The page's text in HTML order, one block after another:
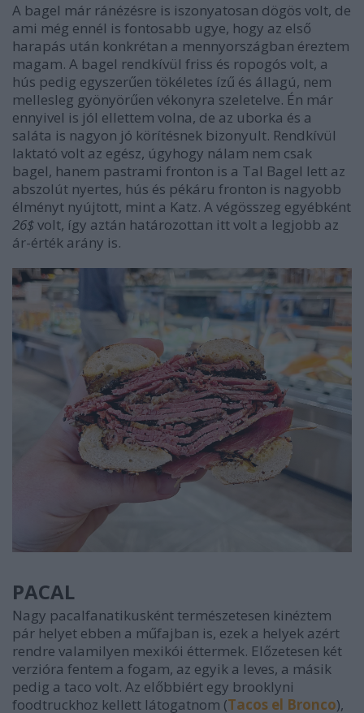
A bagel már ránézésre is iszonyatosan dögös volt, de
ami még ennél is fontosabb ugye, hogy az első
harapás után konkrétan a mennyországban éreztem
magam. A bagel rendkívül friss és ropogós volt, a
hús pedig egyszerűen tökéletes ízű és állagú, nem
mellesleg gyönyörűen vékonyra szeletelve. Én már
ennyivel is jól ellettem volna, de az uborka és a
saláta is nagyon jó körítésnek bizonyult. Rendkívül
laktató volt az egész, úgyhogy nálam nem csak
bagel, hanem pastrami fronton is a Tal Bagel lett az
abszolút nyertes, hús és pékáru fronton is nagyobb
élményt nyújtott, mint a Katz. A végösszeg egyébként
26$volt, így aztán határozottan itt volt a legjobb az
ár-érték arány is.
PACAL
Nagy pacalfanatikusként természetesen kinéztem
pár helyet ebben a műfajban is, ezek a helyek azért
rendre valamilyen mexikói éttermek. Előzetesen két
verzióra fentem a fogam, az egyik a leves, a másik
pedig a taco volt. Az előbbiért egy brooklyni
foodtruckhoz kellett látogatnom (Tacos el Bronco),